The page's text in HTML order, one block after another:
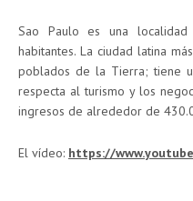
Sao Paulo es una
habitantes. La ciudad latina
poblados de la Tierra; tiene
respecta al turismo y los
ingresos de alrededor de
El vídeo: https://